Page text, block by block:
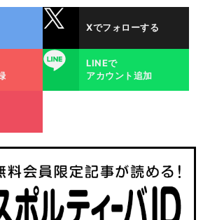
Xでフォローする
LINE
LINEで
アカウント追加